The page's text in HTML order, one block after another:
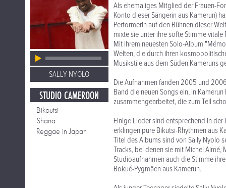
SALLY NYOLO
STUDIO CAMEROON
Bikoutsi
Shana
Reggae in Japan
Als ehemaliges Mitglied der Frauen-
Konto dieser Sängerin aus Kamerun)
Performerin auf den Bühnen dieser
mixte sie unter ihre softe Stimme
Mit ihrem neuesten Solo-Album
Welten, die durch ihren
Musikstile aus dem Süden Kameruns
Die Aufnahmen fanden 2005 und
Band die neuen Songs ein, in
zusammengearbeitet, die zum Teil
Einige Lieder sind entsprechend in
erklingen pure Bikutsi-Rhythmen aus
Titel des Albums sind von Sally Nyolo
Tracks, bei denen sie mit Michel
Studioaufnahmen auch die Stimme
Bokué-Pygmäen aus Kamerun.